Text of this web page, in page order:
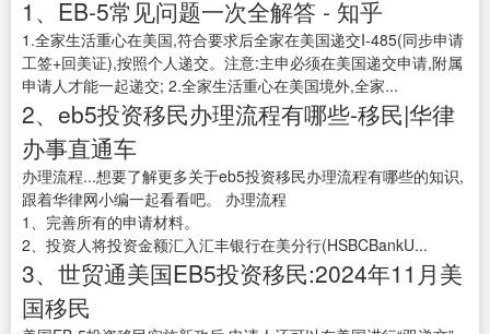
1、EB-5常见问题一次全解答 - 知乎
1.全家生活重心在美国,符合要求后全家在美国递交I-485(同步申请
工签+回美证),按照个人递交。注意:主申必须在美国递交申请,附属
申请人才能一起递交; 2.全家生活重心在美国境外,全家...
2、eb5投资移民办理流程有哪些-移民|华律
办事直通车
办理流程...想要了解更多关于eb5投资移民办理流程有哪些的知识,
跟着华律网小编一起看看吧。 办理流程
1、完善所有的申请材料。
2、投资人将投资金额汇入汇丰银行在美分行(HSBCBankU...
3、世贸通美国EB5投资移民:2024年11月美
国移民